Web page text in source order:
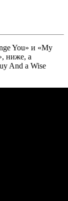
You» и «My
, ниже, а
And a Wise